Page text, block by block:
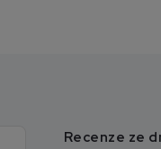
Recenze ze